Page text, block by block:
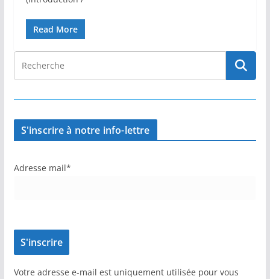
Read More
S'inscrire à notre info-lettre
Adresse mail*
Votre adresse e-mail est uniquement utilisée pour vous